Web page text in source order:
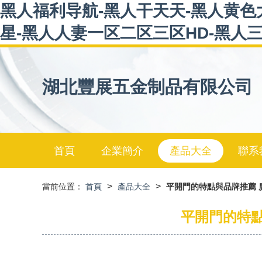
黑人福利导航-黑人干天天-黑人黄
星-黑人人妻一区二区三区HD-黑人
湖北豐展五金制品有限公司
首頁 企業簡介 產品大全 聯系
當前位置： 首頁 > 產品大全 > 平開門的特點與品牌推薦
平開門的特